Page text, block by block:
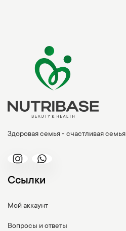
Здоровая семья - счастливая семья
Ссылки
Мой аккаунт
Вопросы и ответы